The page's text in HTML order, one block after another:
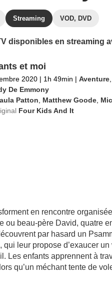
Streaming VOD, DVD
disponibles en streaming
et moi
2020 | 1h 49min | Aventure,
De Emmony
Patton Matthew Goode,
Four Kids And It
en rencontre
ou beau-père David, quatre
par hasard un
leur propose d’exaucer
Les enfants apprennent à
qu’un méchant tente de